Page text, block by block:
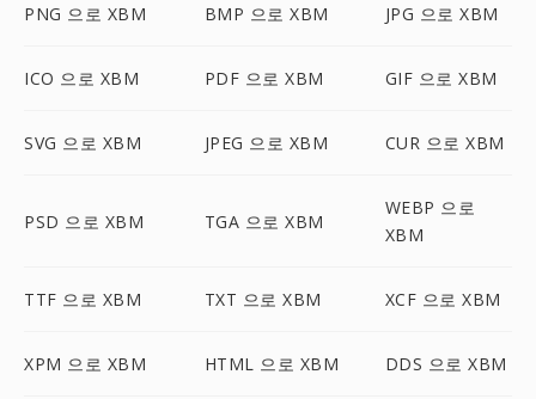
PNG 으로 XBM BMP 으로 XBM JPG 으로 XBM
ICO 으로 XBM PDF 으로 XBM GIF 으로 XBM
SVG 으로 XBM JPEG 으로 XBM CUR 으로 XBM
PSD 으로 XBM TGA 으로 XBM
WEBP 으로
XBM
TTF 으로 XBM TXT 으로 XBM XCF 으로 XBM
XPM 으로 XBM HTML 으로 XBM DDS 으로 XBM